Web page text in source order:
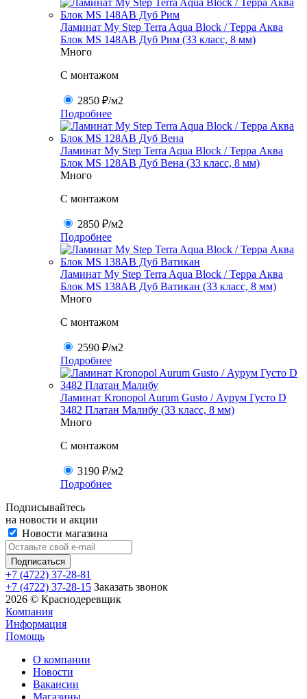
Ламинат My Step Terra Aqua Block / Терра Аква
Блок MS 148AB Дуб Рим (33 класс, 8 мм)
Много
C монтажом
2850 ₽/м2
Подробнее
Ламинат My Step Terra Aqua Block / Терра Аква
Блок MS 128AB Дуб Вена (33 класс, 8 мм)
Много
C монтажом
2850 ₽/м2
Подробнее
Ламинат My Step Terra Aqua Block / Терра Аква
Блок MS 138AB Дуб Ватикан (33 класс, 8 мм)
Много
C монтажом
2590 ₽/м2
Подробнее
Ламинат Kronopol Aurum Gusto / Аурум Густо D
3482 Платан Малибу (33 класс, 8 мм)
Много
C монтажом
3190 ₽/м2
Подробнее
Подписывайтесь
на новости и акции
Новости магазина
+7 (4722) 37-28-81
+7 (4722) 37-28-15 Заказать звонок
2026 © Краснодеревщик
Компания
Информация
Помощь
О компании
Новости
Вакансии
Магазины